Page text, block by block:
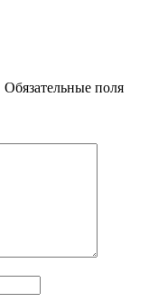
Обязательные поля